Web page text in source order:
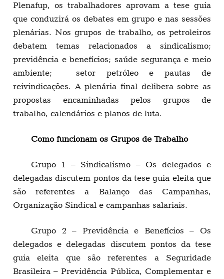
Plenafup, os trabalhadores aprovam a tese guia
que conduzirá os debates em grupo e nas sessões
plenárias. Nos grupos de trabalho, os petroleiros
debatem temas relacionados a sindicalismo;
previdência e benefícios; saúde segurança e meio
ambiente; setor petróleo e pautas de
reivindicações. A plenária final delibera sobre as
propostas encaminhadas pelos grupos de
trabalho, calendários e planos de luta.
Como funcionam os Grupos de Trabalho
Grupo 1 – Sindicalismo – Os delegados e
delegadas discutem pontos da tese guia eleita que
são referentes a Balanço das Campanhas,
Organização Sindical e campanhas salariais.
Grupo 2 – Previdência e Benefícios – Os
delegados e delegadas discutem pontos da tese
guia eleita que são referentes a Seguridade
Brasileira – Previdência Pública, Complementar e